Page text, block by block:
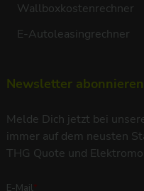
Wallboxkostenrechner
E-Autoleasingrechner
Newsletter abonnieren
Melde Dich jetzt bei
immer auf dem neusten
THG Quote und